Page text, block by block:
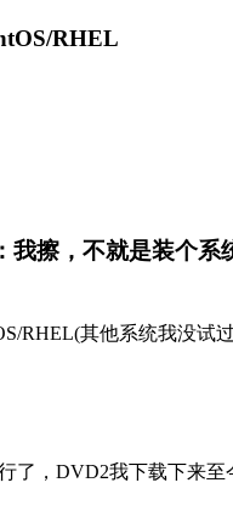
RHEL
擦，不就是装个
RHEL(其他系统我没
了，DVD2我下载下来